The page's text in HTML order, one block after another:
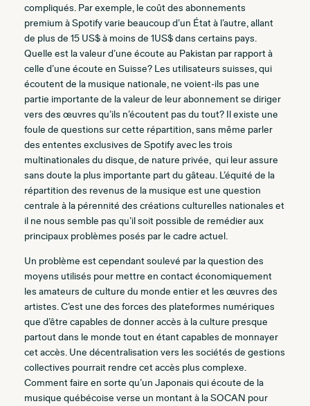
compliqués. Par exemple, le coût des abonnements
premium à Spotify varie beaucoup d’un État à l’autre, allant
de plus de 15 US$ à moins de 1US$ dans certains pays.
Quelle est la valeur d’une écoute au Pakistan par rapport à
celle d’une écoute en Suisse? Les utilisateurs suisses, qui
écoutent de la musique nationale, ne voient-ils pas une
partie importante de la valeur de leur abonnement se diriger
vers des œuvres qu’ils n’écoutent pas du tout? Il existe une
foule de questions sur cette répartition, sans même parler
des ententes exclusives de Spotify avec les trois
multinationales du disque, de nature privée, qui leur assure
sans doute la plus importante part du gâteau. L’équité de la
répartition des revenus de la musique est une question
centrale à la pérennité des créations culturelles nationales et
il ne nous semble pas qu’il soit possible de remédier aux
principaux problèmes posés par le cadre actuel.
Un problème est cependant soulevé par la question des
moyens utilisés pour mettre en contact économiquement
les amateurs de culture du monde entier et les œuvres des
artistes. C’est une des forces des plateformes numériques
que d’être capables de donner accès à la culture presque
partout dans le monde tout en étant capables de monnayer
cet accès. Une décentralisation vers les sociétés de gestions
collectives pourrait rendre cet accès plus complexe.
Comment faire en sorte qu’un Japonais qui écoute de la
musique québécoise verse un montant à la SOCAN pour